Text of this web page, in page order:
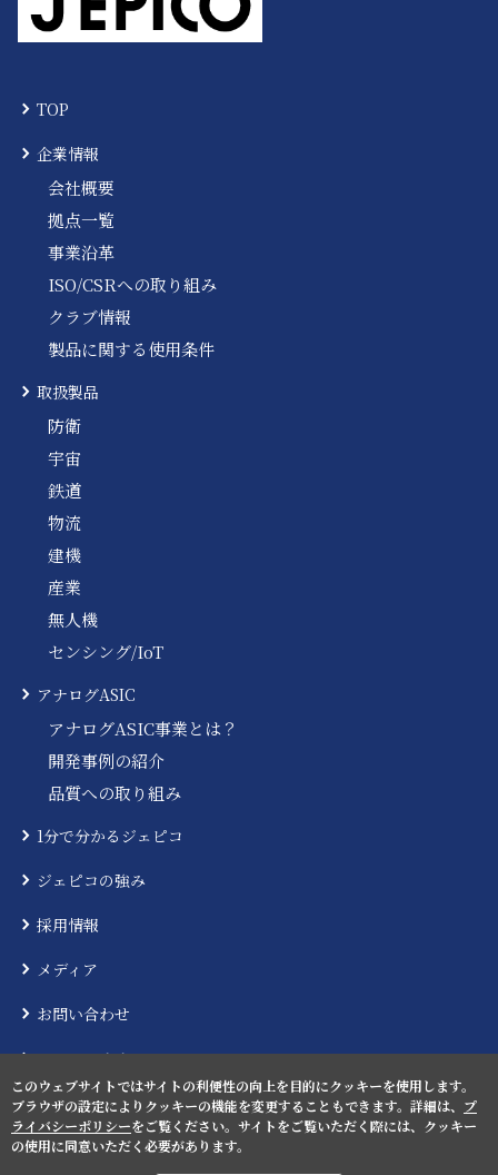
TOP
企業情報
会社概要
拠点一覧
事業沿革
ISO/CSRへの取り組み
クラブ情報
製品に関する使用条件
取扱製品
防衛
宇宙
鉄道
物流
建機
産業
無人機
センシング/IoT
アナログASIC
アナログASIC事業とは？
開発事例の紹介
品質への取り組み
1分で分かるジェピコ
ジェピコの強み
採用情報
メディア
お問い合わせ
ニュースリリース
このウェブサイトではサイトの利便性の向上を目的にクッキーを使用します。
ブラウザの設定によりクッキーの機能を変更することもできます。詳細は、 プ
ライバシーポリシーをご覧ください。サイトをご覧いただく際には、クッキー
の使用に同意いただく必要があります。